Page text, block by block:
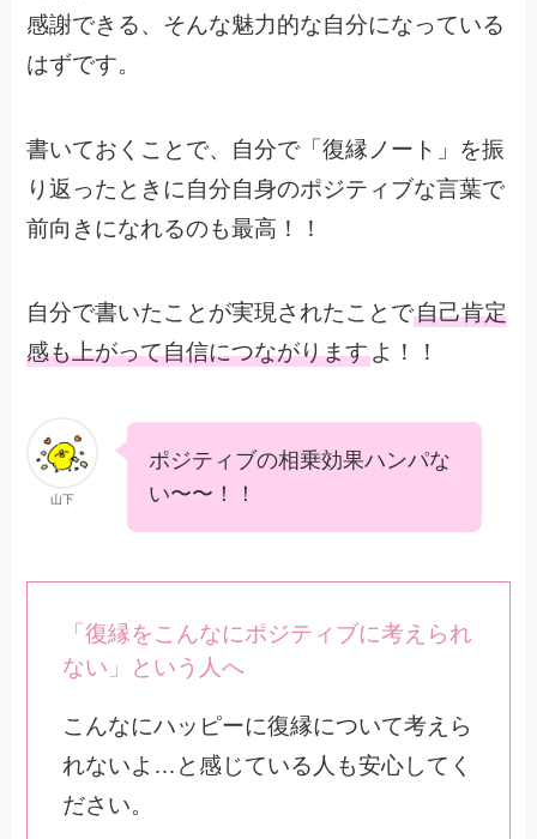
感謝できる、そんな魅力的な自分になっている
はずです。
書いておくことで、自分で「復縁ノート」を振
り返ったときに自分自身のポジティブな言葉で
前向きになれるのも最高！！
自分で書いたことが実現されたことで自己肯定
感も上がって自信につながりますよ！！
山下
ポジティブの相乗効果ハンパな
い〜〜！！
「復縁をこんなにポジティブに考えられ
ない」という人へ
こんなにハッピーに復縁について考えら
れないよ…と感じている人も安心してく
ださい。